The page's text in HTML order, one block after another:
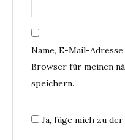
Name, E-Mail-
Browser für meinen
speichern.
Ja, füge mich zu